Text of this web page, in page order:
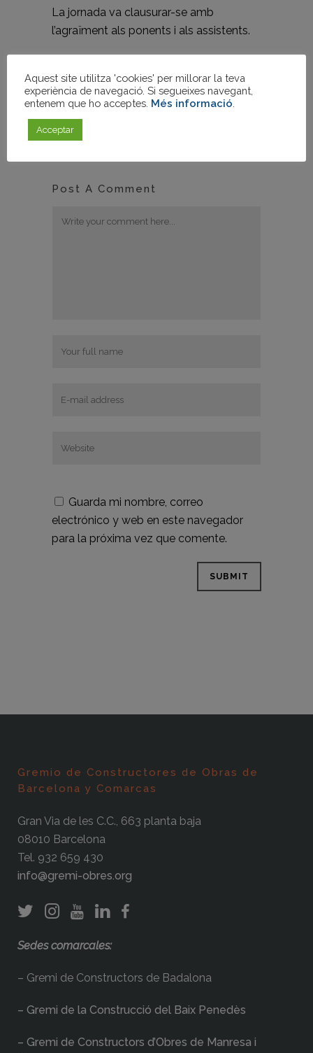
La jornada va clausurar-se amb
l’agraïment als ponents i als assistents.
Post A Comment
Guarda mi nombre, correo
electrónico y web en este navegador
para la próxima vez que comente.
Gremio de Constructores de Obras de
Barcelona y Comarcas
Gran Via de les C.C., 663 planta baja
08010 Barcelona
Tel. 932 659 430
info@gremi-obres.org
Sedes comarcales:
– Gremi de Constructors de Badalona
– Gremi de la Construcció del Baix Penedès
– Gremi de Constructors d’Obres de Manresa i
Aquest site utilitza 'cookies' per millorar la teva
experiència de navegació. Si segueixes navegant,
entenem que ho acceptes. Més informació
Acceptar